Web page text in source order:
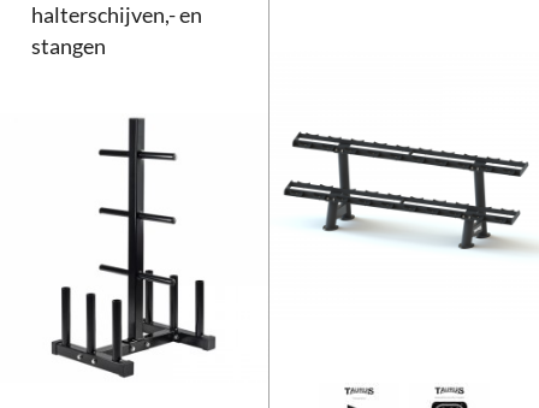
halterschijven,- en
stangen